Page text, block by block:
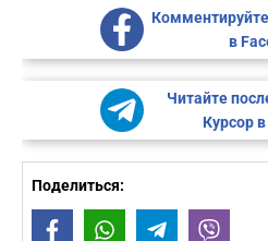
в
Читайте
Курсор
Поделиться:
FacebookWhatsAppTelegram